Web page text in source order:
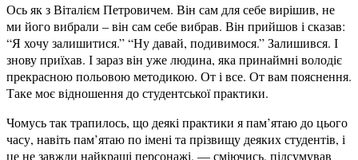
Ось як з Віталієм Петровичем. Він сам для себе вирішив, не
ми його вибрали – він сам себе вибрав. Він прийшов і сказав:
“Я хочу залишитися.” “Ну давай, подивимося.” Залишився. І
знову приїхав. І зараз він уже людина, яка принаймні володіє
прекрасною польовою методикою. От і все. От вам пояснення.
Таке моє відношення до студентської практики.
Чомусь так трапилось, що деякі практики я пам’ятаю до цього
часу, навіть пам’ятаю по імені та прізвищу деяких студентів, і
це не завжди найкращі персонажі, — сміючись, підсумував